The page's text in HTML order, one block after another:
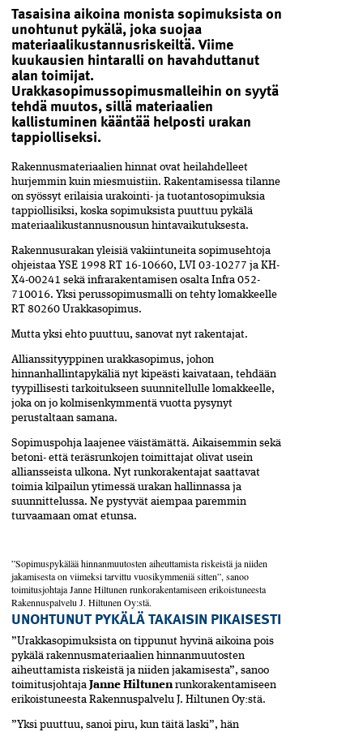
Tasaisina aikoina monista sopimuksista on
unohtunut pykälä, joka suojaa
materiaalikustannusriskeiltä. Viime
kuukausien hintaralli on havahduttanut
alan toimijat.
Urakkasopimussopimusmalleihin on syytä
tehdä muutos, sillä materiaalien
kallistuminen kääntää helposti urakan
tappiolliseksi.
Rakennusmateriaalien hinnat ovat heilahdelleet
hurjemmin kuin miesmuistiin. Rakentamisessa tilanne
on syössyt erilaisia urakointi- ja tuotantosopimuksia
tappiollisiksi, koska sopimuksista puuttuu pykälä
materiaalikustannusnousun hintavaikutuksesta.
Rakennusurakan yleisiä vakiintuneita sopimusehtoja
ohjeistaa YSE 1998 RT 16-10660, LVI 03-10277 ja KH-
X4-00241 sekä infrarakentamisen osalta Infra 052-
710016. Yksi perussopimusmalli on tehty lomakkeelle
RT 80260 Urakkasopimus.
Mutta yksi ehto puuttuu, sanovat nyt rakentajat.
Allianssityyppinen urakkasopimus, johon
hinnanhallintapykäliä nyt kipeästi kaivataan, tehdään
tyypillisesti tarkoitukseen suunnitellulle lomakkeelle,
joka on jo kolmisenkymmentä vuotta pysynyt
perustaltaan samana.
Sopimuspohja laajenee väistämättä. Aikaisemmin sekä
betoni- että teräsrunkojen toimittajat olivat usein
alliansseista ulkona. Nyt runkorakentajat saattavat
toimia kilpailun ytimessä urakan hallinnassa ja
suunnittelussa. Ne pystyvät aiempaa paremmin
turvaamaan omat etunsa.
”Sopimuspykälää hinnanmuutosten aiheuttamista riskeistä ja niiden
jakamisesta on viimeksi tarvittu vuosikymmeniä sitten”, sanoo
toimitusjohtaja Janne Hiltunen runkorakentamiseen erikoistuneesta
Rakennuspalvelu J. Hiltunen Oy:stä.
UNOHTUNUT PYKÄLÄ TAKAISIN PIKAISESTI
”Urakkasopimuksista on tippunut hyvinä aikoina pois
pykälä rakennusmateriaalien hinnanmuutosten
aiheuttamista riskeistä ja niiden jakamisesta”, sanoo
toimitusjohtaja Janne Hiltunenrunkorakentamiseen
erikoistuneesta Rakennuspalvelu J. Hiltunen Oy:stä.
”Yksi puuttuu, sanoi piru, kun täitä laski”, hän